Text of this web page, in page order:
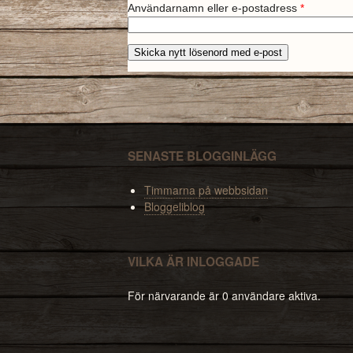
Användarnamn eller e-postadress *
SENASTE BLOGGINLÄGG
Timmarna på webbsidan
Bloggeliblog
VILKA ÄR INLOGGADE
För närvarande är 0 användare aktiva.